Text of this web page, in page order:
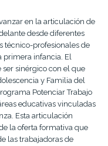
en la articulación de
desde diferentes
técnico-profesionales de
primera infancia. El
ser sinérgico con el que
y Familia del
Potenciar Trabajo
educativas vinculadas
Esta articulación
la oferta formativa que
las trabajadoras de